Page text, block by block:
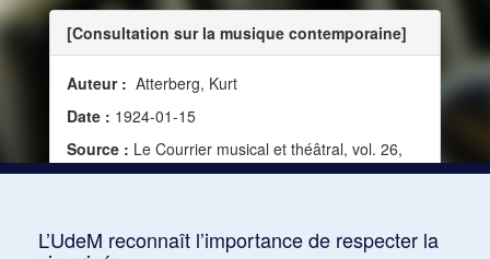
[Consultation sur la musique contemporaine]
Auteur : Atterberg, Kurt
Date : 1924-01-15
Source : Le Courrier musical et théâtral, vol. 26,
no 1-2 (1er et 15 janvier 1924)
L’UdeM reconnaît l’importance de respecter la